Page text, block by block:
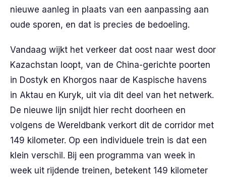
nieuwe aanleg in plaats van een aanpassing aan
oude sporen, en dat is precies de bedoeling.
Vandaag wijkt het verkeer dat oost naar west door
Kazachstan loopt, van de China-gerichte poorten
in Dostyk en Khorgos naar de Kaspische havens
in Aktau en Kuryk, uit via dit deel van het netwerk.
De nieuwe lijn snijdt hier recht doorheen en
volgens de Wereldbank verkort dit de corridor met
149 kilometer. Op een individuele trein is dat een
klein verschil. Bij een programma van week in
week uit rijdende treinen, betekent 149 kilometer